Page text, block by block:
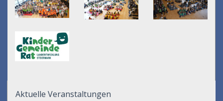
Aktuelle Veranstaltungen